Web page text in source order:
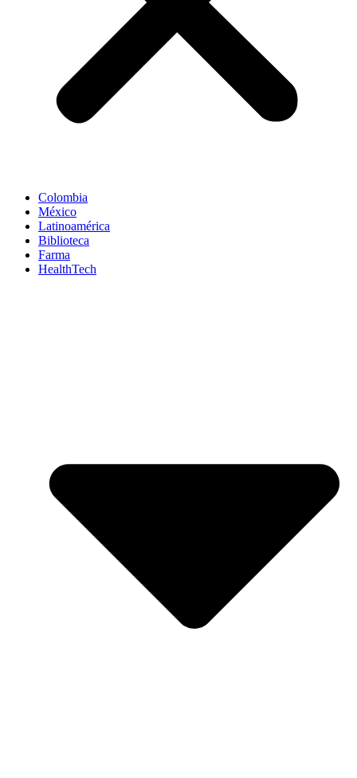
Colombia
México
Latinoamérica
Biblioteca
Farma
HealthTech